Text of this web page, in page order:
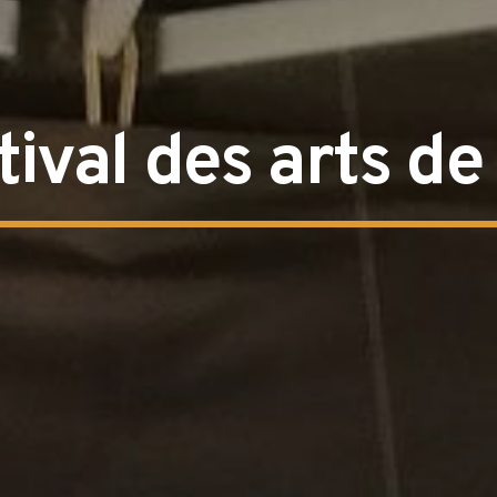
des arts